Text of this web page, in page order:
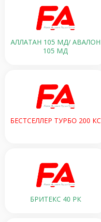
АЛЛАТАН 105 МД/ АВАЛОН
105 МД
БЕСТСЕЛЛЕР ТУРБО 200 КC
БРИТЕКС 40 РК